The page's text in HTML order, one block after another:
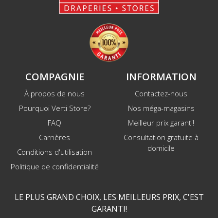
COMPAGNIE
À propos de nous
Pourquoi Verti Store?
FAQ
Carrières
Conditions d'utilisation
Politique de confidentialité
INFORMATION
Contactez-nous
Nos méga-magasins
Meilleur prix garanti!
Consultation gratuite à
domicile
LE PLUS GRAND CHOIX, LES MEILLEURS PRIX, C'EST
GARANTI!